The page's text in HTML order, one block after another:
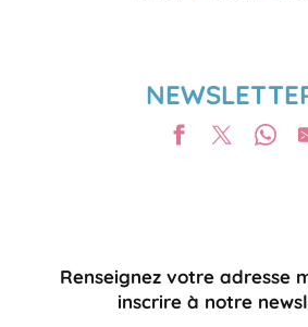
Renseignez votre adresse
inscrire à notre